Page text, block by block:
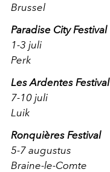
Brussel
Paradise City Festival
1-3 juli
Perk
Les Ardentes Festival
7-10 juli
Luik
Ronquières Festival
5-7 augustus
Braine-le-Comte